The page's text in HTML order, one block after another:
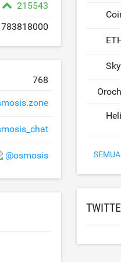
215543
783818000
768
@osmosis